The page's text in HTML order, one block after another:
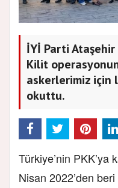
İYİ Parti Ataşehir
Kilit
askerlerimiz için
okuttu.
Türkiye’nin PKK’ya
Nisan 2022’den